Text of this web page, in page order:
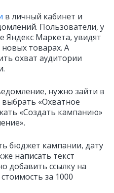
в личный кабинет и
Пользователи, у
Яндекс Маркета, увидят
товарах. А
охват аудитории
нужно зайти в
«Охватное
«Создать кампанию»
бюджет кампании, дату
написать текст
добавить ссылку на
за 1000